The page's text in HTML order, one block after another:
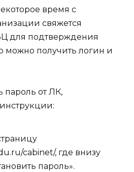
время с
свяжется
для подтверждения
можно получить логин и
пароль от ЛК,
cabinet/, где внизу
пароль».